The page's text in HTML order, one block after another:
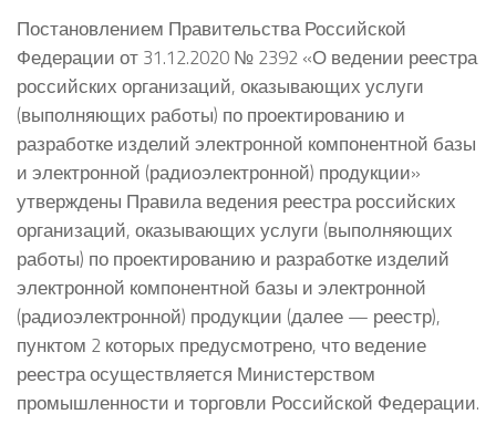
Постановлением Правительства Российской
Федерации от 31.12.2020 № 2392 «О ведении реестра
российских организаций, оказывающих услуги
(выполняющих работы) по проектированию и
разработке изделий электронной компонентной базы
и электронной (радиоэлектронной) продукции»
утверждены Правила ведения реестра российских
организаций, оказывающих услуги (выполняющих
работы) по проектированию и разработке изделий
электронной компонентной базы и электронной
(радиоэлектронной) продукции (далее — реестр),
пунктом 2 которых предусмотрено, что ведение
реестра осуществляется Министерством
промышленности и торговли Российской Федерации.